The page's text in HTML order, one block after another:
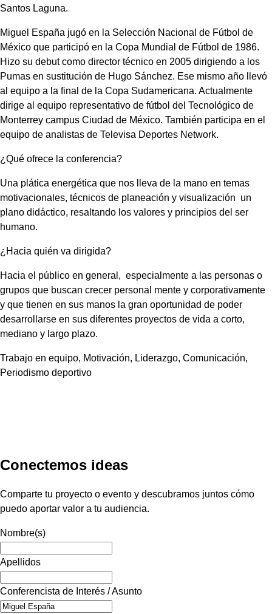
Santos Laguna.
Miguel España jugó en la Selección Nacional de Fútbol de
México que participó en la Copa Mundial de Fútbol de 1986.
Hizo su debut como director técnico en 2005 dirigiendo a los
Pumas en sustitución de Hugo Sánchez. Ese mismo año llevó
al equipo a la final de la Copa Sudamericana. Actualmente
dirige al equipo representativo de fútbol del Tecnológico de
Monterrey campus Ciudad de México. También participa en el
equipo de analistas de Televisa Deportes Network.
¿Qué ofrece la conferencia?
Una plática energética que nos lleva de la mano en temas
motivacionales, técnicos de planeación y visualización un
plano didáctico, resaltando los valores y principios del ser
humano.
¿Hacia quién va dirigida?
Hacia el público en general, especialmente a las personas o
grupos que buscan crecer personal mente y corporativamente
y que tienen en sus manos la gran oportunidad de poder
desarrollarse en sus diferentes proyectos de vida a corto,
mediano y largo plazo.
Trabajo en equipo, Motivación, Liderazgo, Comunicación,
Periodismo deportivo
Conectemos ideas
Comparte tu proyecto o evento y descubramos juntos cómo
puedo aportar valor a tu audiencia.
Nombre(s)
Apellidos
Conferencista de Interés / Asunto